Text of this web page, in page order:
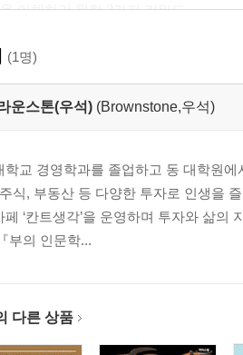
을 이해하기 위한 2가지 키워드
착각으로 만들어진 거품도 기회가 된다
해 황금을 만든 투자자
‘순수이성비판’에서 배울 수 있는 것들
위적 정신적 격자모형을 구축한 찰리
필요한 정신적 격자모형
험에서 배우는 투자자들
(1명)
운스톤(우석) (Brownstone,우석)
학교 경영학과를 졸업하고 동 대학원
식, 부동산 등 다양한 투자로 인생을
페 ‘칸트생각’을 운영하며 투자와 삶
부의 인문학...
다른 상품